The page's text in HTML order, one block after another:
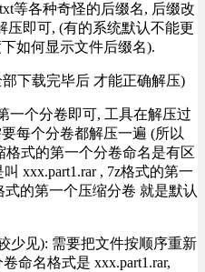
等各种奇怪的后缀名, 后缀改
压即可, (有的系统默认不能更
如何显示文件后缀名).
下载完毕后 才能正确解压)
一个分卷即可, 工具在解压过
每个分卷都解压一遍 (所以
式的第一个分卷命名是有区
xxx.part1.rar , 7z格式的第一
的第一个压缩分卷 就是默认
少见): 需要把文件按顺序重新
命名格式是 xxx.part1.rar,